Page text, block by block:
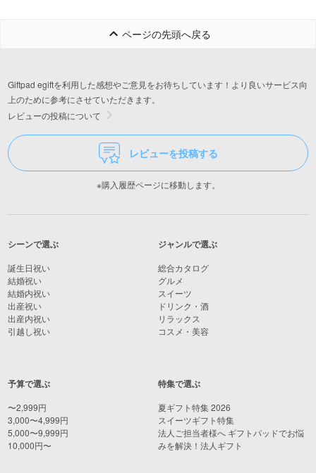
ページの先頭へ戻る
Giftpad egiftを利用した感想やご意見をお待ちしています！より良いサービス向
上のために参考にさせていただきます。
レビューの投稿について
レビューを投稿する
※購入履歴ページに移動します。
シーンで選ぶ
誕生日祝い
結婚祝い
結婚内祝い
出産祝い
出産内祝い
引越し祝い
予算で選ぶ
〜2,999円
3,000〜4,999円
5,000〜9,999円
10,000円〜
ジャンルで選ぶ
総合カタログ
グルメ
スイーツ
ドリンク・酒
リラックス
コスメ・美容
特集で選ぶ
夏ギフト特集 2026
スイーツギフト特集
法人ご担当者様へ ギフトパッドでお悩
みを解決！法人ギフト